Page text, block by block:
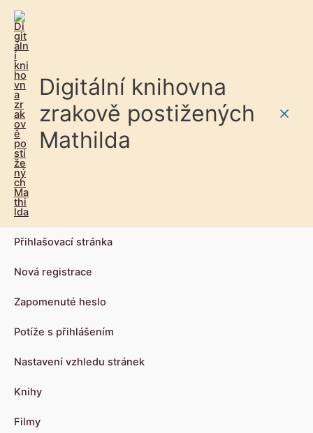
Digitální knihovna
zrakově postižených
Mathilda
Přihlašovací stránka
Nová registrace
Zapomenuté heslo
Potíže s přihlášením
Nastavení vzhledu stránek
Knihy
Filmy